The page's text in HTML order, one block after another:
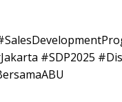
#SDP2025